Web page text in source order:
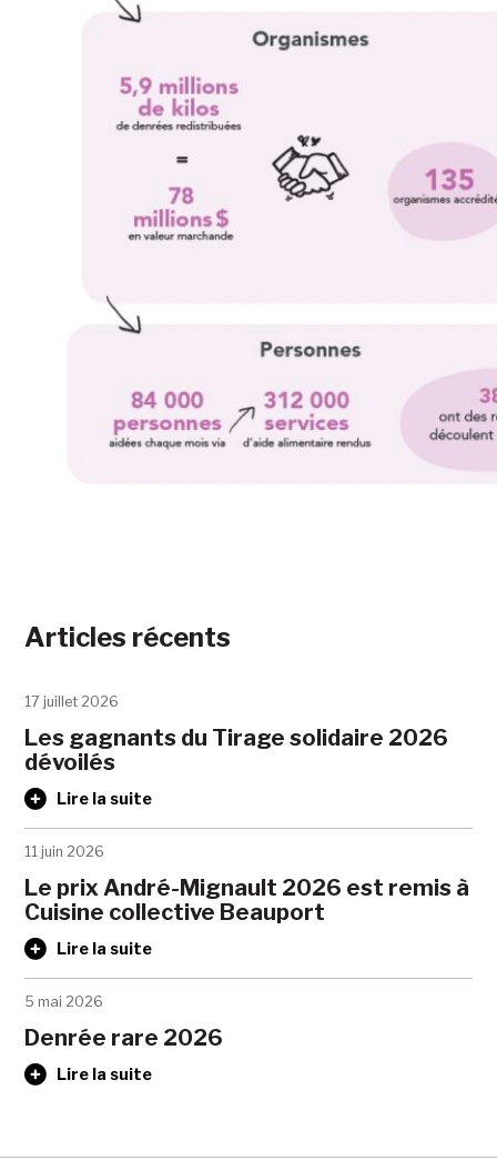
Articles récents
17 juillet 2026
Les gagnants du Tirage solidaire 2026
dévoilés
Lire la suite
11 juin 2026
Le prix André-Mignault 2026 est remis à
Cuisine collective Beauport
Lire la suite
5 mai 2026
Denrée rare 2026
Lire la suite